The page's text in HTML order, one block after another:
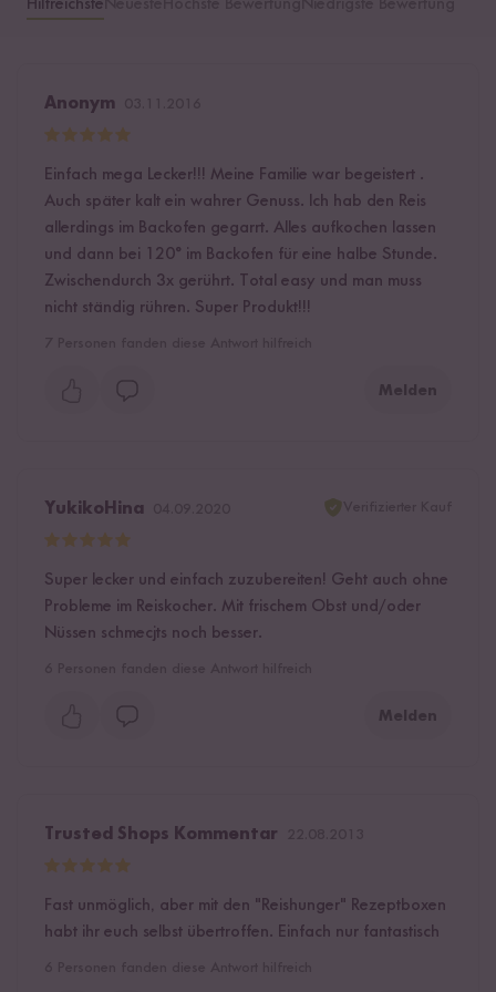
Hilfreichste
Anonym
Einfach mega Lecker!!! Meine Familie war begeistert .
Auch später kalt ein wahrer Genuss. Ich hab den Reis
allerdings im Backofen gegarrt. Alles aufkochen lassen
und dann bei 120° im Backofen für eine halbe Stunde.
Zwischendurch 3x gerührt. Total easy und man muss
nicht ständig rühren. Super Produkt!!!
Melden
YukikoHina
Super lecker und einfach zuzubereiten! Geht auch ohne
Probleme im Reiskocher. Mit frischem Obst und/oder
Nüssen schmecjts noch besser.
Melden
Trusted Shops Kommentar
Fast unmöglich, aber mit den "Reishunger" Rezeptboxen
habt ihr euch selbst übertroffen. Einfach nur fantastisch